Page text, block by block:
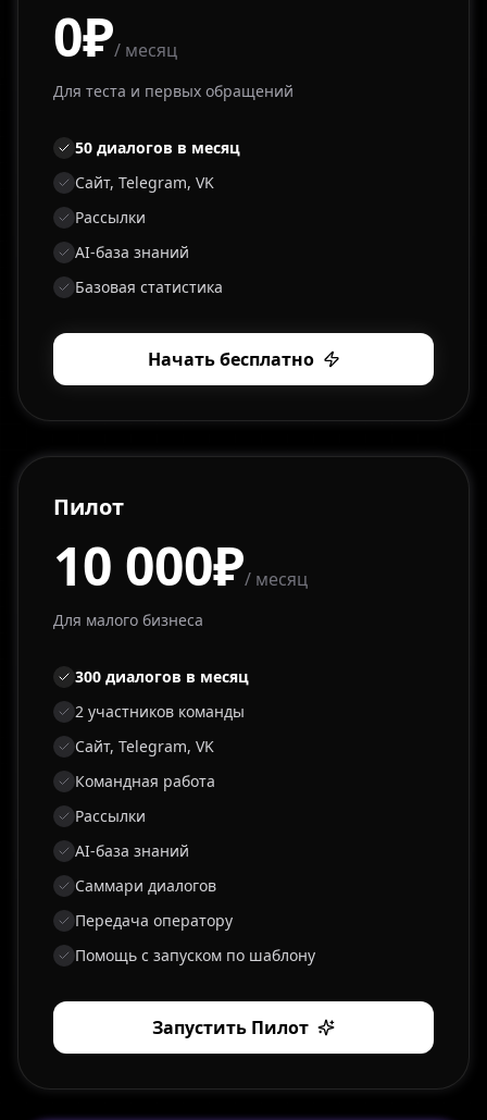
0₽/ месяц
Для теста и первых обращений
50 диалогов в месяц
Сайт, Telegram, VK
Рассылки
AI-база знаний
Базовая статистика
Начать бесплатно
Пилот
10 000₽/ месяц
Для малого бизнеса
300 диалогов в месяц
2 участников команды
Сайт, Telegram, VK
Командная работа
Рассылки
AI-база знаний
Саммари диалогов
Передача оператору
Помощь с запуском по шаблону
Запустить Пилот